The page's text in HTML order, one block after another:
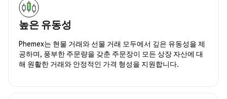
높은 유동성
Phemex는 현물 거래와 선물 거래 모두에서 깊은 유동성을 제
공하며, 풍부한 주문량을 갖춘 주문장이 모든 상장 자산에 대
해 원활한 거래와 안정적인 가격 형성을 지원합니다.